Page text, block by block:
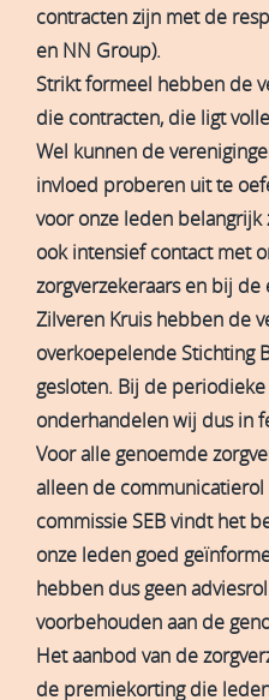
contracten zijn met de
en NN Group).
Strikt formeel hebben de
die contracten, die ligt
Wel kunnen de
invloed proberen uit te
voor onze leden
ook intensief contact met
zorgverzekeraars en bij
Zilveren Kruis hebben de
overkoepelende Stichting
gesloten. Bij de
onderhandelen wij dus in
Voor alle genoemde
alleen de communicatierol
commissie SEB vindt het
onze leden goed
hebben dus geen
voorbehouden aan de
Het aanbod van de
de premiekorting die